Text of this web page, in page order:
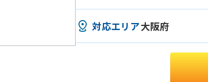
対応エリア大阪府